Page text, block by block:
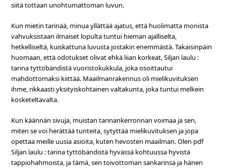
siitä tottaan unohtumattoman luvun.
Kun mietin tarinää, minua yllättää ajatus, että huolimatta monista
vahvuksistaan ilmaiset lopulta tuntui hieman ajalliselta,
hetkelliseltä, kuiskattuna luvusta jostakin enemmästä. Takaisinpäin
huomaan, että odotukset olivat ehkä liian korkeat, Siljan laulu :
tarina tyttöbändistä vuoristokukkula, joka osoittautui
mahdottomaksi kiittää. Maailmanrakennus oli mielikuvituksen
ihme, rikkaasti yksityiskohtainen valtakunta, joka tuntui melkein
kosketeltavalta.
Kun käännän sivuja, muistan tarinankerronnan voimaa ja sen,
miten se voi herättää tunteita, sytyttää mielikuvituksen ja jopa
opettaa meille uusia asioita, kuten hevosten maailman. Olen pdf
Siljan laulu : tarina tyttöbändistä hyvässä kohtuussa hyvistä
tappiohahmoista, ja tämä, sen toivottoman sankarinsa ja hänen